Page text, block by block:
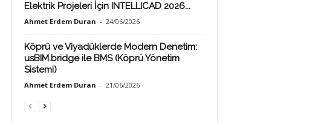
Elektrik Projeleri İçin INTELLICAD 2026...
Ahmet Erdem Duran - 24/06/2026
Köprü ve Viyadüklerde Modern Denetim:
usBIM.bridge ile BMS (Köprü Yönetim
Sistemi)
Ahmet Erdem Duran - 21/06/2026